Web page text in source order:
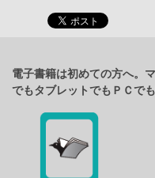
電子書籍は初めての方へ。
でもタブレットでもＰＣで